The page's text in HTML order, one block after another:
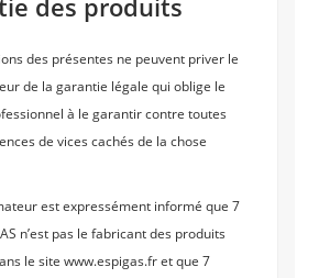
des présentes ne peuvent priver le
de la garantie légale qui oblige le
à le garantir contre toutes
de vices cachés de la chose
est expressément informé que 7
n’est pas le fabricant des produits
le site www.espigas.fr et que 7